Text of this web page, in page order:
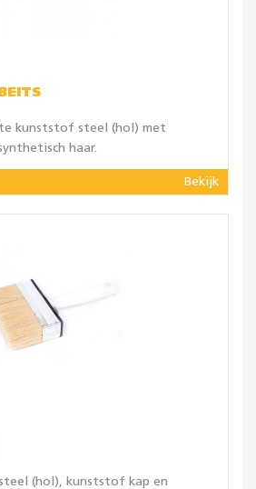
kunststof steel (hol) met
haar.
Bekijk
(hol), kunststof kap en